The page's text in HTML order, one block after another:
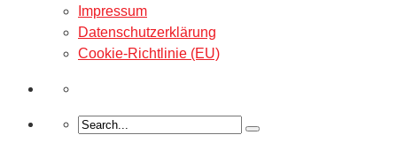
Impressum
Datenschutzerklärung
Cookie-Richtlinie (EU)